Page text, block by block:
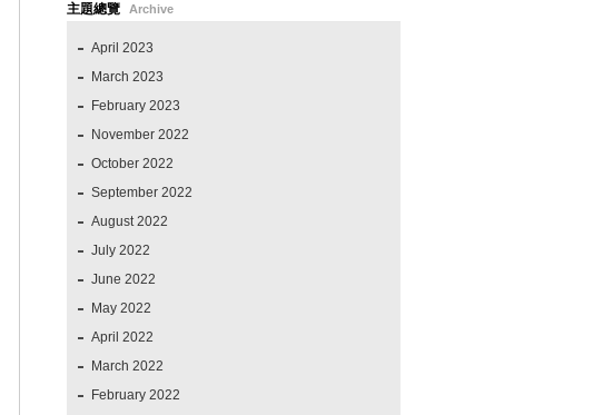
主題總覽 Archive
April 2023
March 2023
February 2023
November 2022
October 2022
September 2022
August 2022
July 2022
June 2022
May 2022
April 2022
March 2022
February 2022